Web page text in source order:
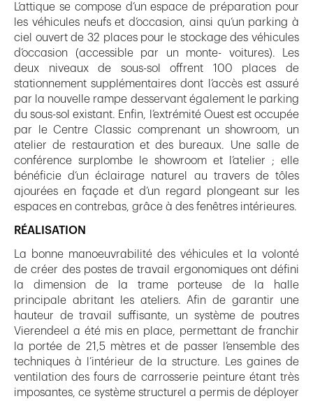
L’attique se compose d’un espace de préparation pour
les véhicules neufs et d’occasion, ainsi qu’un parking à
ciel ouvert de 32 places pour le stockage des véhicules
d’occasion (accessible par un monte- voitures). Les
deux niveaux de sous-sol offrent 100 places de
stationnement supplémentaires dont l’accès est assuré
par la nouvelle rampe desservant également le parking
du sous-sol existant. Enfin, l’extrémité Ouest est occupée
par le Centre Classic comprenant un showroom, un
atelier de restauration et des bureaux. Une salle de
conférence surplombe le showroom et l’atelier ; elle
bénéficie d’un éclairage naturel au travers de tôles
ajourées en façade et d’un regard plongeant sur les
espaces en contrebas, grâce à des fenêtres intérieures.
RÉALISATION
La bonne manoeuvrabilité des véhicules et la volonté
de créer des postes de travail ergonomiques ont défini
la dimension de la trame porteuse de la halle
principale abritant les ateliers. Afin de garantir une
hauteur de travail suffisante, un système de poutres
Vierendeel a été mis en place, permettant de franchir
la portée de 21,5 mètres et de passer l’ensemble des
techniques à l’intérieur de la structure. Les gaines de
ventilation des fours de carrosserie peinture étant très
imposantes, ce système structurel a permis de déployer